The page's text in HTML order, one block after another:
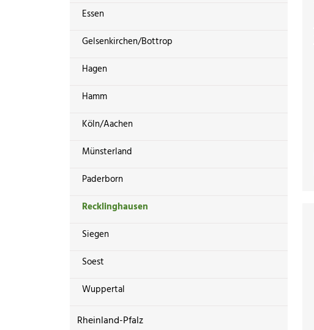
Essen
Gelsenkirchen/Bottrop
Hagen
Hamm
Köln/Aachen
Münsterland
Paderborn
Recklinghausen
Siegen
Soest
Wuppertal
Rheinland-Pfalz